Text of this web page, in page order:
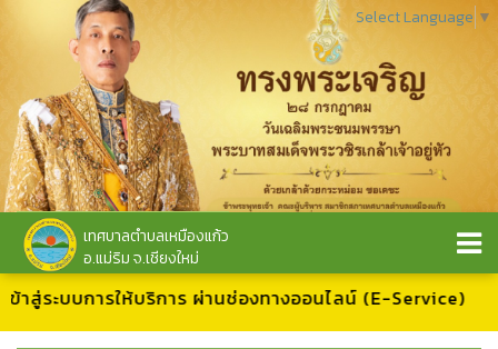
Select Language ▼
เทศบาลตำบลเหมืองแก้ว
อ.แม่ริม จ.เชียงใหม่
าสู่ระบบการให้บริการ ผ่านช่องทางออนไลน์ (E-Service)